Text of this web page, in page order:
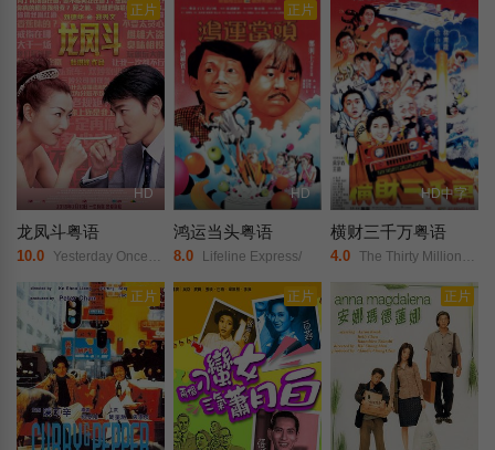
正片
HD
龙凤斗粤语
10.0 Yesterday Once More/In the Nick of Love/
正片
HD
鸿运当头粤语
8.0 Lifeline Express/
HD中字
横财三千万粤语
4.0 The Thirty Million Rush/
正片 正片 正片